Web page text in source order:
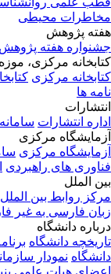
محیطی
پژوهش
هفته پژوهش و
مرکزی، موزه
مرکزی
ها
انتشارات سامانه
مرکزی
مرکزی
های راهبردی
الملل
روابط بین الملل
فارسی به غیر
دانشگاه
دانشگاه
نمودار
هیات علمی